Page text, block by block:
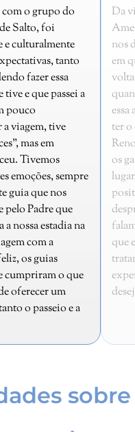
tenho pontos positivos...
Renova esteve presente
desde o momentos
ate o momento em que
estavam a disposição
precisava e acho que
o cliente foi o que me fez
viagens com a
colocarem no pacote todos
alimentação mesmo nos
passando é um ponto
ficamos
meus amigos quando
tenho dúvidas... É a Renova
vocês possam continuar
esse carinho que pude
e sucesso é o que
sobre